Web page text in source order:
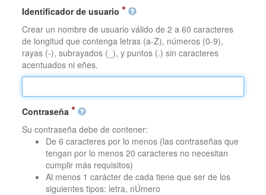
Identificador de usuario
Crear un nombre de usuario válido de 2 a 60 caracteres
de longitud que contenga letras (a-Z), números (0-9),
rayas (-), subrayados (_), y puntos (.) sin caracteres
acentuados ni eñes.
Contraseña
Su contraseña debe de contener:
De 6 caracteres por lo menos (las contraseñas que
tengan por lo menos 20 caracteres no necesitan
cumplir más requisitos)
Al menos 1 carácter de cada tiene que ser de los
siguientes tipos: letra, nÚmero